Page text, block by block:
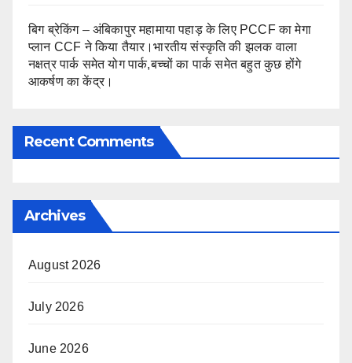
बिग ब्रेकिंग – अंबिकापुर महामाया पहाड़ के लिए PCCF का मेगा
प्लान CCF ने किया तैयार।भारतीय संस्कृति की झलक वाला
नक्षत्र पार्क समेत योग पार्क,बच्चों का पार्क समेत बहुत कुछ होंगे
आकर्षण का केंद्र।
Recent Comments
Archives
August 2026
July 2026
June 2026